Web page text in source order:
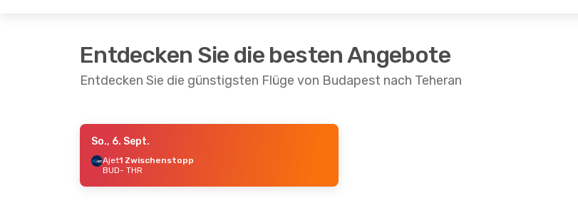
Entdecken Sie die besten Angebote
Entdecken Sie die günstigsten Flüge von Budapest nach Teheran
- Mo., 14. Sept.
1 Zwischenstopp
So., 6. Sept.
Ajet1 Zwischenstopp
BUD- THR